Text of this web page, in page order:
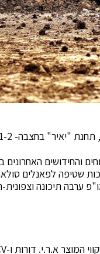
בחצבה- 1-2 בפברואר 2023
והחידושים האחרונים
שטיפה לפאנלים